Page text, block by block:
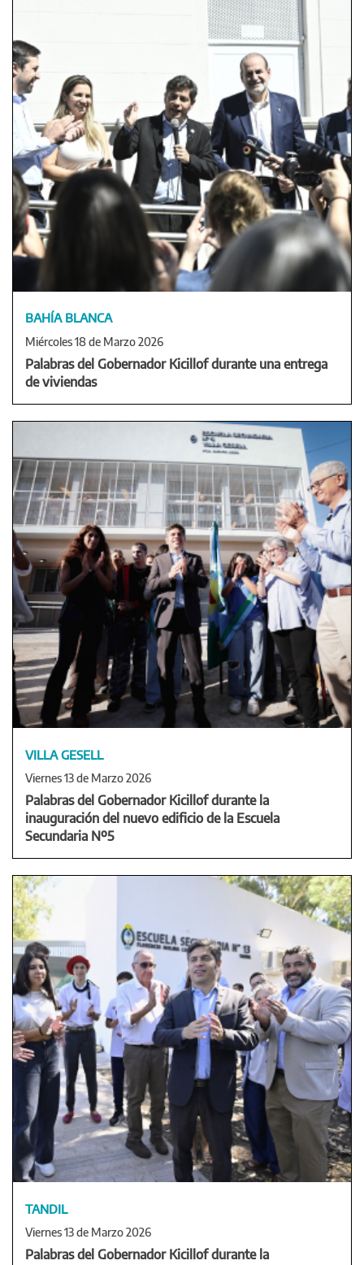
BAHÍA BLANCA
Miércoles 18 de Marzo 2026
Palabras del Gobernador Kicillof durante una entrega
de viviendas
VILLA GESELL
Viernes 13 de Marzo 2026
Palabras del Gobernador Kicillof durante la
inauguración del nuevo edificio de la Escuela
Secundaria Nº5
TANDIL
Viernes 13 de Marzo 2026
Palabras del Gobernador Kicillof durante la